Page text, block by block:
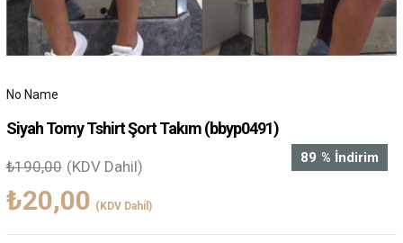
No Name
Siyah Tomy Tshirt Şort Takım(bbyp0491)
%
89 İndirim
₺190,00 (KDV Dahil)
₺20,00 (KDV Dahil)